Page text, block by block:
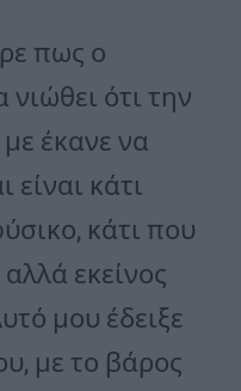
πως ο
νιώθει ότι την
έκανε να
είναι κάτι
κάτι που
εκείνος
μου έδειξε
με το βάρος